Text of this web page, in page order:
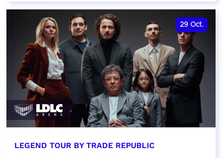
29 Oct.
LEGEND TOUR BY TRADE REPUBLIC